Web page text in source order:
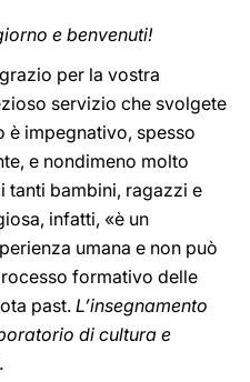
e benvenuti!
per la vostra
servizio che svolgete
è impegnativo, spesso
e nondimeno molto
tanti bambini, ragazzi e
infatti, «è un
umana e non può
formativo delle
past. L’insegnamento
di cultura e